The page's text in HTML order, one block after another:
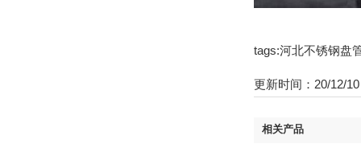
tags:河北不锈钢盘
更新时间：20/12/
相关产品